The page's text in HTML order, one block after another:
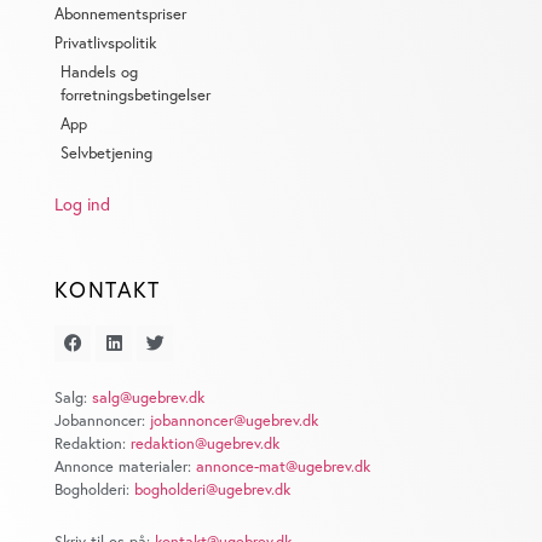
de har indsamlet fra din brug af deres tjenester. Du
samtykker til vores cookies, hvis du fortsætter med at
anvende vores hjemmeside.
Abonnementspriser
Privatlivspolitik
Handels og
forretningsbetingelser
App
Selvbetjening
Log ind
KONTAKT
Salg: salg@ugebrev.dk
Jobannoncer: jobannoncer@ugebrev.dk
Redaktion: redaktion@ugebrev.dk
Annonce materialer: annonce-mat@ugebrev.dk
Bogholderi: bogholderi@ugebrev.dk